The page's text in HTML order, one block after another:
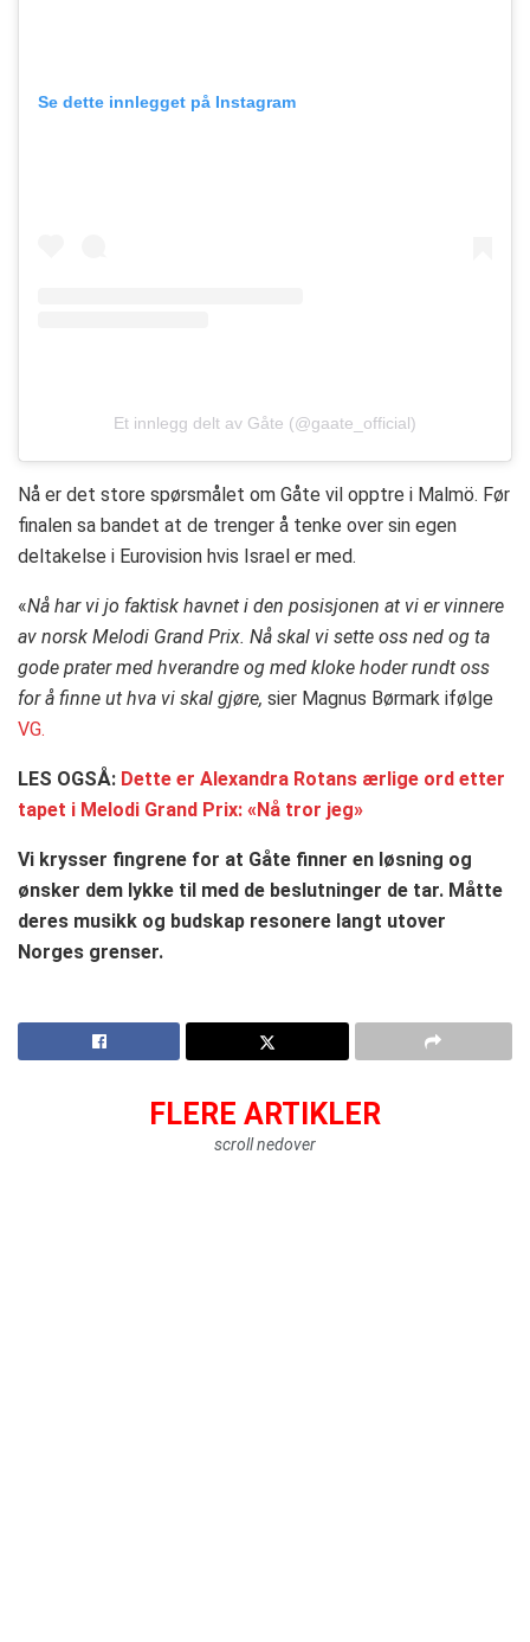
Se dette innlegget på Instagram
Et innlegg delt av Gåte (@gaate_official)
Nå er det store spørsmålet om Gåte vil opptre i Malmö. Før
finalen sa bandet at de trenger å tenke over sin egen
deltakelse i Eurovision hvis Israel er med.
«Nå har vi jo faktisk havnet i den posisjonen at vi er vinnere
av norsk Melodi Grand Prix. Nå skal vi sette oss ned og ta
gode prater med hverandre og med kloke hoder rundt oss
for å finne ut hva vi skal gjøre, sier Magnus Børmark ifølge
VG.
LES OGSÅ: Dette er Alexandra Rotans ærlige ord etter
tapet i Melodi Grand Prix: «Nå tror jeg»
Vi krysser fingrene for at Gåte finner en løsning og
ønsker dem lykke til med de beslutninger de tar. Måtte
deres musikk og budskap resonere langt utover
Norges grenser.
FLERE ARTIKLER
scroll nedover